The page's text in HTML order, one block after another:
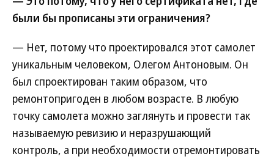
были бы прописаны эти ограничения?
— Нет, потому что проектировался этот самолет
уникальным человеком, Олегом Антоновым. Он
был спроектирован таким образом, что
ремонтопригоден в любом возрасте. В любую
точку самолета можно заглянуть и провести так
называемую ревизию и неразрушающий
контроль, а при необходимости отремонтировать